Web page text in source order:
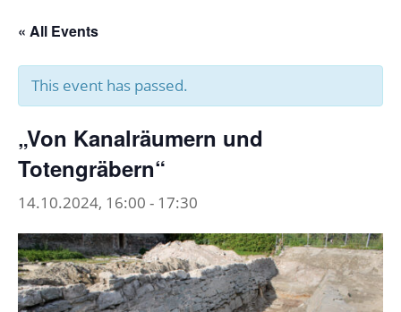
« All Events
This event has passed.
„Von Kanalräumern und
Totengräbern“
14.10.2024, 16:00 - 17:30